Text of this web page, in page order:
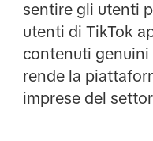
sentire gli utenti
utenti di TikTok
contenuti genuini
rende la
imprese del